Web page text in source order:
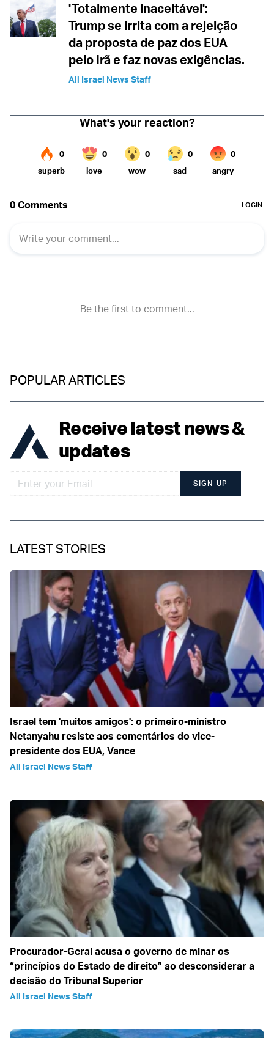
'Totalmente inaceitável':
Trump se irrita com a rejeição
da proposta de paz dos EUA
pelo Irã e faz novas exigências.
All Israel News Staff
POPULAR ARTICLES
Receive latest news &
updates
SIGN UP
LATEST STORIES
Israel tem 'muitos amigos': o primeiro-ministro
Netanyahu resiste aos comentários do vice-
presidente dos EUA, Vance
All Israel News Staff
Procurador-Geral acusa o governo de minar os
“princípios do Estado de direito” ao desconsiderar a
decisão do Tribunal Superior
All Israel News Staff